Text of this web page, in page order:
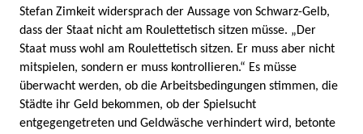
Stefan Zimkeit widersprach der Aussage von Schwarz-Gelb,
dass der Staat nicht am Roulettetisch sitzen müsse. „Der
Staat muss wohl am Roulettetisch sitzen. Er muss aber nicht
mitspielen, sondern er muss kontrollieren.“ Es müsse
überwacht werden, ob die Arbeitsbedingungen stimmen, die
Städte ihr Geld bekommen, ob der Spielsucht
entgegengetreten und Geldwäsche verhindert wird, betonte